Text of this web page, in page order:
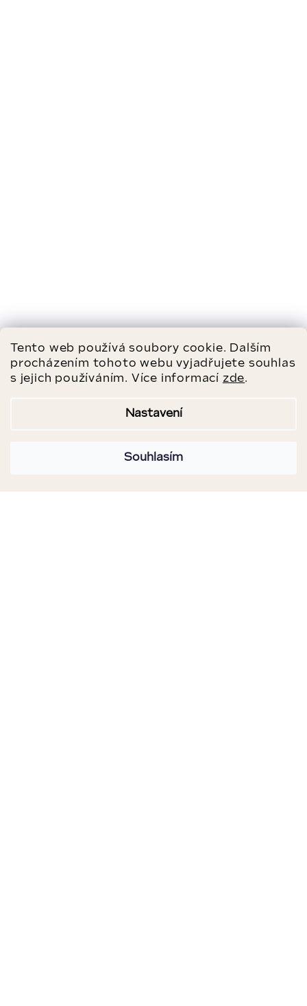
Tento web používá soubory cookie. Dalším
procházením tohoto webu vyjadřujete souhlas
s jejich používáním. Více informací zde.
Nastavení
Souhlasím